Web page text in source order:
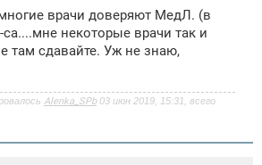
врачи доверяют МедЛ. (в
некоторые врачи так и
там сдавайте. Уж не знаю,
Alenka_SPb03 июн 2019, 15:31, всего